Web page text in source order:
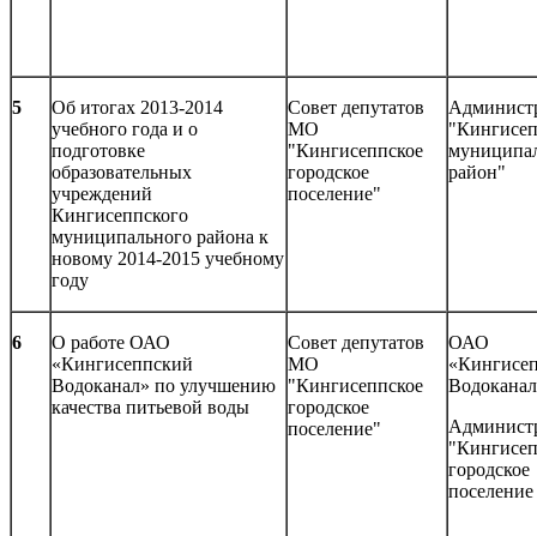
5
Об итогах 2013-2014
учебного года и о
подготовке
образовательных
учреждений
Кингисеппского
муниципального района к
новому 2014-2015 учебному
году
Совет депутатов
МО
"Кингисеппское
городское
поселение"
район"
6
О работе ОАО
«Кингисеппский
Водоканал» по улучшению
качества питьевой воды
Совет депутатов
МО
"Кингисеппское
городское
поселение"
ОАО
городское
поселение